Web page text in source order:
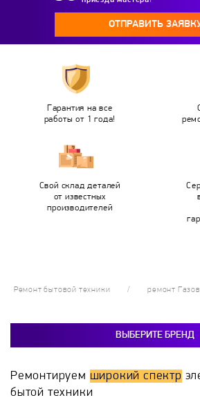
ОТПРАВИТЬ
Гарантия на все
работы от 1 года!
Свой склад деталей
от известных
производителей
Ремонт бытовой техники ремонт
ВЫБЕРИТЕ БРЕНД
Ремонтируем широкий спектр
бытой техники